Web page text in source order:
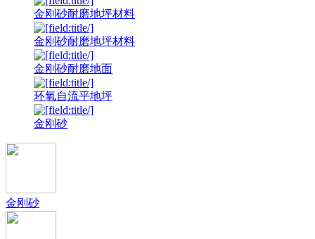
金刚砂耐磨地坪材料
金刚砂耐磨地坪材料
金刚砂耐磨地面
环氧自流平地坪
金刚砂
金刚砂